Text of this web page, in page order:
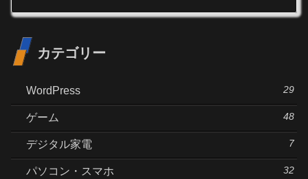
カテゴリー
WordPress 29
ゲーム 48
デジタル家電 7
パソコン・スマホ 32